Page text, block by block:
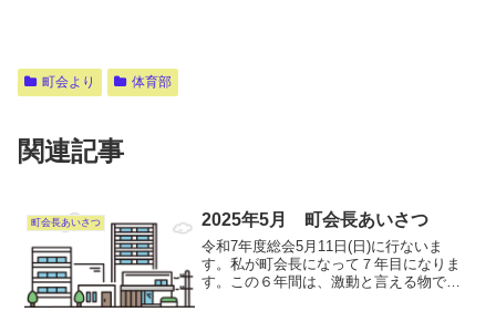
町会より 体育部
関連記事
町会長あいさつ 2025年5月 町会長あいさつ
令和7年度総会5月11日(日)に行ないま
す。私が町会長になって７年目になりま
す。この６年間は、激動と言える物で、